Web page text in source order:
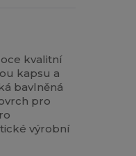
kvalitní
kapsu a
bavlněná
pro
výrobní